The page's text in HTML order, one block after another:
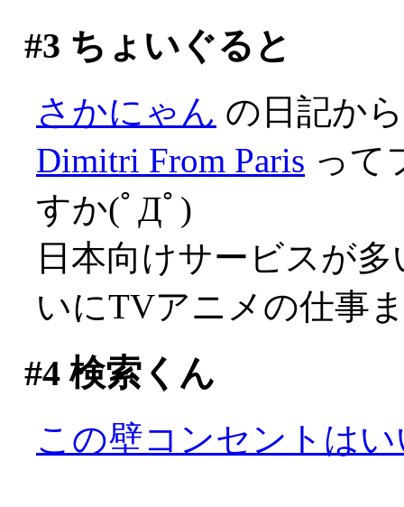
#3 ちょいぐると
さかにゃん の日記か
Dimitri From Paris って
すか(ﾟДﾟ)
日本向けサービスが
いにTVアニメの仕事
#4検索くん
この壁コンセントは